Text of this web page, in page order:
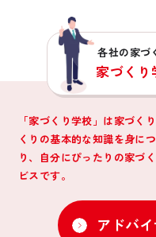
各社の家づ
家づくり
「家づくり学校」は家づく
くりの基本的な知識を身につ
り、自分にぴったりの家づ
ビスです。
アドバ